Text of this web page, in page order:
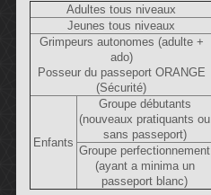
Adultes tous niveaux
Jeunes tous niveaux
Grimpeurs autonomes (adulte +
ado)
Posseur du passeport ORANGE
(Sécurité)
Enfants
Groupe débutants
(nouveaux pratiquants ou
sans passeport)
Groupe perfectionnement
(ayant a minima un
passeport blanc)